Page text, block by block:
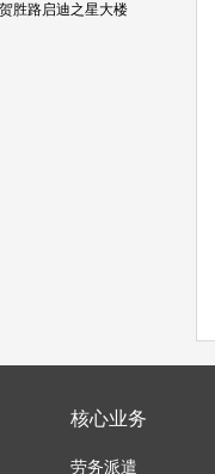
胜路启迪之星大楼
核心业务
劳务派遣